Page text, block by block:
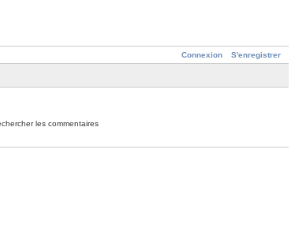
Connexion S'enregistrer
les commentaires